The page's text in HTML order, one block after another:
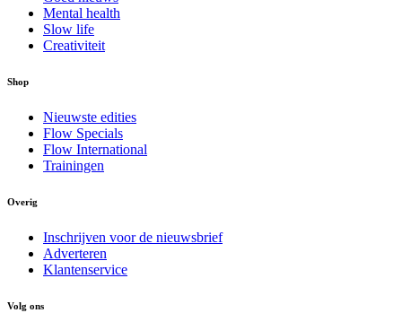
Mental health
Slow life
Creativiteit
Shop
Nieuwste edities
Flow Specials
Flow International
Trainingen
Overig
Inschrijven voor de nieuwsbrief
Adverteren
Klantenservice
Volg ons